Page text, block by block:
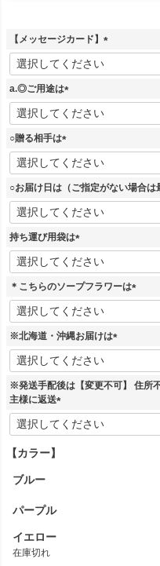
【メッセージカード】
(
a.◎ご用途は
(
必
須
○贈る相手は
(
必
須
○お届け日は（ご指定がない場合は
持ち運び用袋は
(
必
須
＊こちらのソープフラワーは
(
※北海道・沖縄お届けは
(
須
※発送手配後は【変更不可】 住所
主様に返送
(
必
【カラー】
ブルー
パープル
イエロー
在庫切れ